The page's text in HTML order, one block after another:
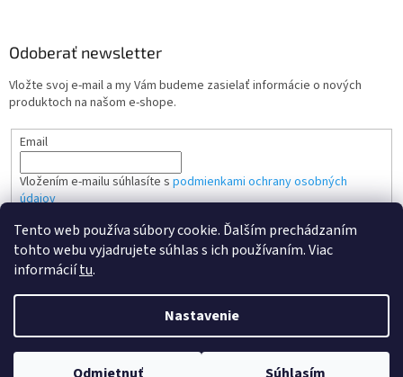
Tento web používa súbory cookie. Ďalším prechádzaním
tohto webu vyjadrujete súhlas s ich používaním. Viac
informáciítu.
Nastavenie
Odoberať newsletter
Vložte svoj e-mail a my Vám budeme zasielať informácie o nových
produktoch na našom e-shope.
Email
Vložením e-mailu súhlasíte s podmienkami ochrany osobných
údajov
PRIHLÁSIŤ SA
Vytvoril Shoptet